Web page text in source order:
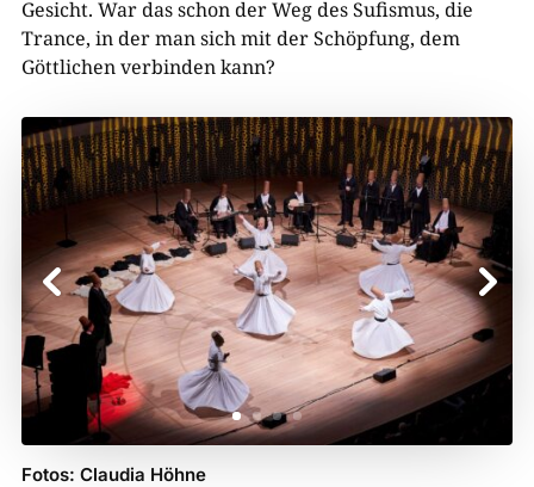
Gesicht. War das schon der Weg des Sufismus, die
Trance, in der man sich mit der Schöpfung, dem
Göttlichen verbinden kann?
Fotos: Claudia Höhne